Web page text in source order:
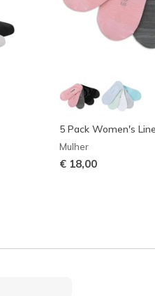
5 Pack Women's
Mulher
€ 18,00